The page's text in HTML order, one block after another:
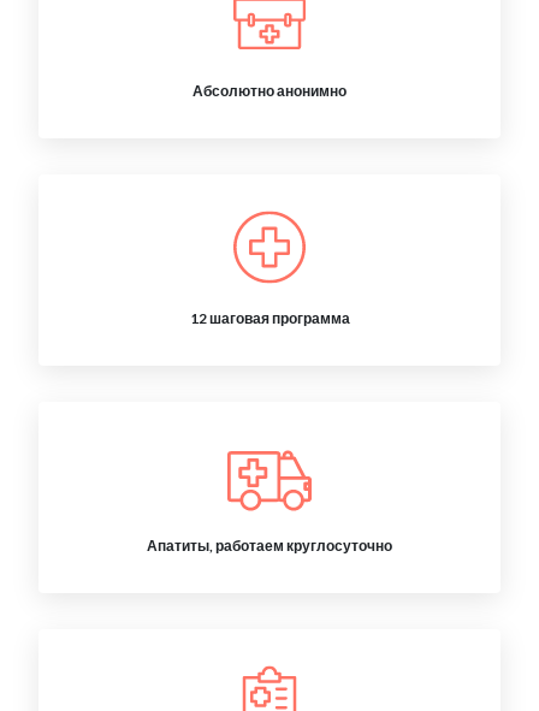
Абсолютно анонимно
12 шаговая программа
Апатиты, работаем круглосуточно